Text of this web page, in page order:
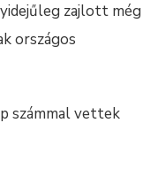
zajlott még
országos
számmal vettek